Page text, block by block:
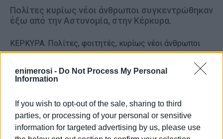
enimerosi - Do Not Process My Personal
Information
If you wish to opt-out of the sale, sharing to third
parties, or processing of your personal or sensitive
information for targeted advertising by us, please use
Πολίτες κυρίως νέοι άνθρωποι συγκεντρώθηκαν
έξω από την Αστυνομία, στην Κέρκυρα.
KEΡΚΥΡΑ. Πολίτες, φοιτητές, κυρίως νέοι άνθρωποι
δεν ξέχασαν τη μαύρη επέτειο της δολοφονίας του
15χρονου Αλέξανδρου Γρηγορόπουλου. Συγκεντρώθηκαν
το απόγευμα κι έφθασαν έξω από την αστυνομική
διαμαρτυρίας και μνήμης για τα δραματικά γεγονότα
ανήμερα 6ης Δεκεμβρίου του 2008που το εγκληματικό
χέρι ενός ειδικού φρουρού έκοψε το νήμα της ζωής